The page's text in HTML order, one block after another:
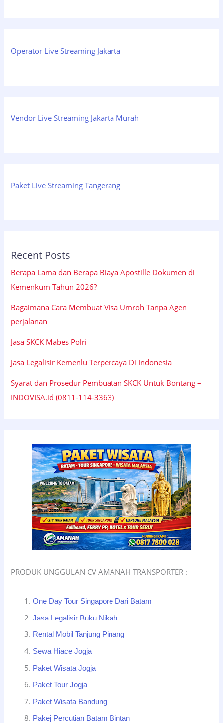
Operator Live Streaming Jakarta
Vendor Live Streaming Jakarta Murah
Paket Live Streaming Tangerang
Recent Posts
Berapa Lama dan Berapa Biaya Apostille Dokumen di
Kemenkum Tahun 2026?
Bagaimana Cara Membuat Visa Umroh Tanpa Agen
perjalanan
Jasa SKCK Mabes Polri
Jasa Legalisir Kemenlu Terpercaya Di Indonesia
Syarat dan Prosedur Pembuatan SKCK Untuk Bontang –
INDOVISA.id (0811-114-3363)
PRODUK UNGGULAN CV AMANAH TRANSPORTER :
One Day Tour Singapore Dari Batam
Jasa Legalisir Buku Nikah
Rental Mobil Tanjung Pinang
Sewa Hiace Jogja
Paket Wisata Jogja
Paket Tour Jogja
Paket Wisata Bandung
Pakej Percutian Batam Bintan